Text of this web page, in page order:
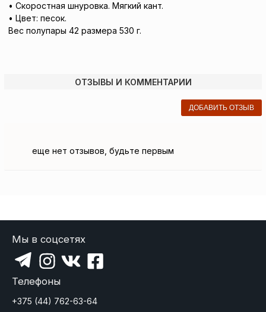
• Скоростная шнуровка. Мягкий кант.
• Цвет: песок.
Вес полупары 42 размера 530 г.
ОТЗЫВЫ И КОММЕНТАРИИ
ДОБАВИТЬ ОТЗЫВ
еще нет отзывов, будьте первым
Мы в соцсетях
Телефоны
+375 (44) 762-63-64